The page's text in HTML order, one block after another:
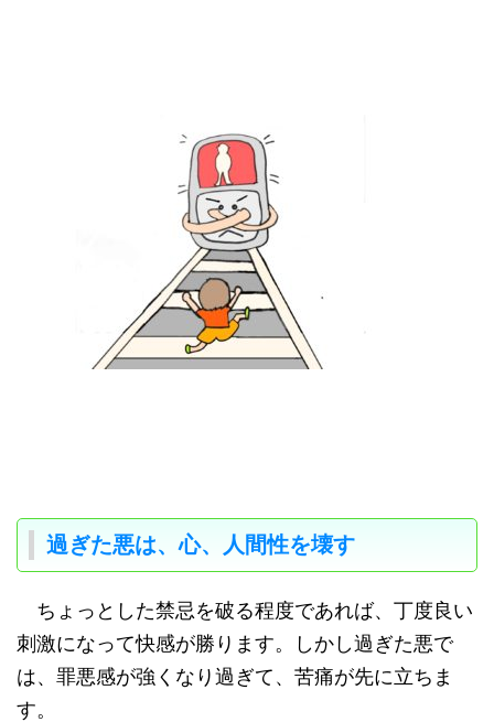
過ぎた悪は、心、人間性を壊す
ちょっとした禁忌を破る程度であれば、丁度良い
刺激になって快感が勝ります。しかし過ぎた悪で
は、罪悪感が強くなり過ぎて、苦痛が先に立ちま
す。